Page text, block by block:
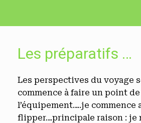
Les préparatifs …
Les perspectives du voyage
commence à faire un point de
l’équipement….je commence
flipper…principale raison : je